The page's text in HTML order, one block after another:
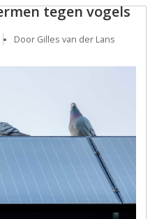
tegen vogels
Door Gilles van der Lans